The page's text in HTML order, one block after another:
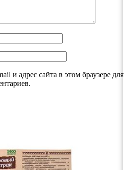
и адрес сайта в этом браузере для